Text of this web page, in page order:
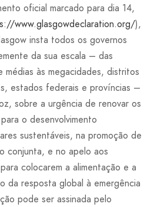
oficial marcado para dia 14,
www.glasgowdeclaration.org/),
insta todos os governos
da sua escala – das
médias às megacidades, distritos
estados federais e províncias –
sobre a urgência de renovar os
o desenvolvimento
sustentáveis, na promoção de
conjunta, e no apelo aos
colocarem a alimentação e a
da resposta global à emergência
pode ser assinada pelo